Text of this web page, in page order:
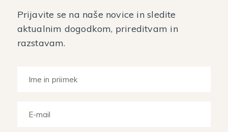
Prijavite se na naše novice in sledite
aktualnim dogodkom, prireditvam in
razstavam.